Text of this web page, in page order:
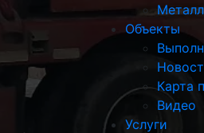
Объекты
Карта
Видео
Услуги